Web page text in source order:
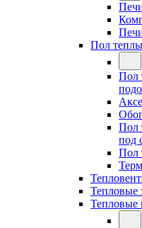
Пол
Пол
Пол
под
Пол
Тепловые
Тепловые